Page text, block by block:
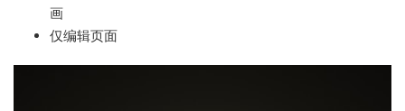
画
仅编辑页面